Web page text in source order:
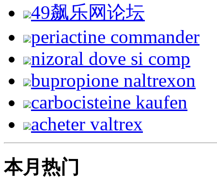
49飙乐网论坛
periactine commander
nizoral dove si comp
bupropione naltrexon
carbocisteine kaufen
acheter valtrex
本月热门